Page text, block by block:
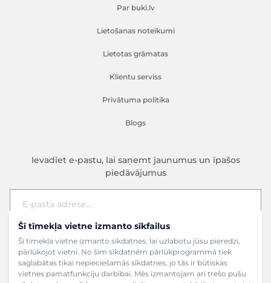
Šī tīmekļa vietne izmanto sīkfailus
Šī tīmekļa vietne izmanto sīkdatnes, lai uzlabotu jūsu pieredzi,
pārlūkojot vietni. No šīm sīkdatnēm pārlūkprogrammā tiek
saglabātas tikai nepieciešamās sīkdatnes, jo tās ir būtiskas
vietnes pamatfunkciju darbībai. Mēs izmantojam arī trešo pušu
Par buki.lv
Lietošanas noteikumi
Lietotas grāmatas
Klientu serviss
Privātuma politika
Blogs
Ievadiet e-pastu, lai saņemt jaunumus un īpašos
piedāvājumus
E-pasta adrese
Pieteikties